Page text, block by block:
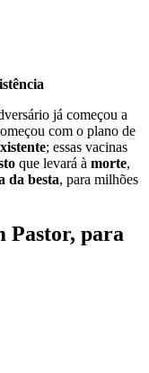
já começou a
com o plano de
; essas vacinas
que levará à morte,
da besta, para milhões
Pastor, para